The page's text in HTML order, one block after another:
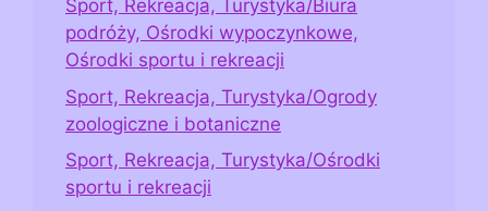
Sport, Rekreacja, Turystyka/Biura
podróży, Ośrodki wypoczynkowe,
Ośrodki sportu i rekreacji
Sport, Rekreacja, Turystyka/Ogrody
zoologiczne i botaniczne
Sport, Rekreacja, Turystyka/Ośrodki
sportu i rekreacji